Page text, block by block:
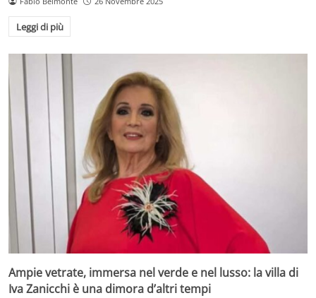
Leggi di più
Ampie vetrate, immersa nel verde e nel lusso: la villa di
Iva Zanicchi è una dimora d’altri tempi